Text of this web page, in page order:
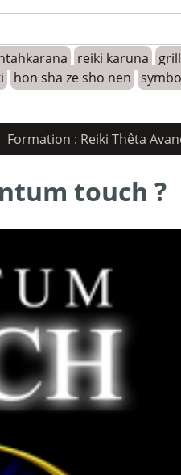
reiki karuna
hon sha ze sho nen
Formation : Reiki Thêta
touch ?